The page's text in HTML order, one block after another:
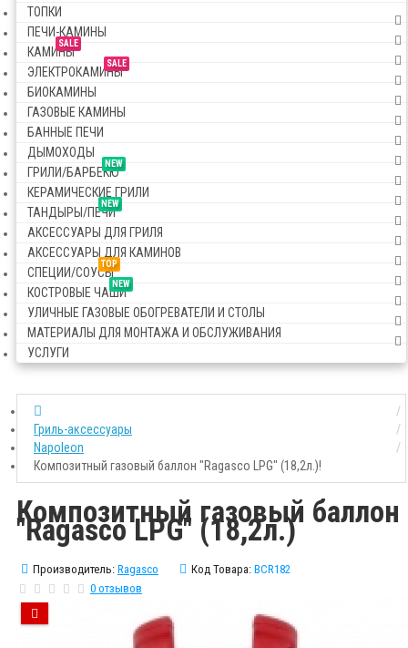
ТОПКИ
ПЕЧИ-КАМИНЫ
SALE
КАМИНЫ
SALE
ЭЛЕКТРОКАМИНЫ
БИОКАМИНЫ
ГАЗОВЫЕ КАМИНЫ
БАННЫЕ ПЕЧИ
ДЫМОХОДЫ
NEW
ГРИЛИ/БАРБЕКЮ
КЕРАМИЧЕСКИЕ ГРИЛИ
NEW
ТАНДЫРЫ/ПЕЧИ
АКСЕССУАРЫ ДЛЯ ГРИЛЯ
АКСЕССУАРЫ ДЛЯ КАМИНОВ
TOP
СПЕЦИИ/СОУСЫ
NEW
КОСТРОВЫЕ ЧАШИ
УЛИЧНЫЕ ГАЗОВЫЕ ОБОГРЕВАТЕЛИ И СТОЛЫ
МАТЕРИАЛЫ ДЛЯ МОНТАЖА И ОБСЛУЖИВАНИЯ
УСЛУГИ
Гриль-аксессуары
Napoleon
Композитный газовый баллон "Ragasco LPG" (18,2л.)!
Композитный газовый баллон
"Ragasco LPG" (18,2л.)
Производитель: Ragasco Код Товара: BCR182
0 отзывов